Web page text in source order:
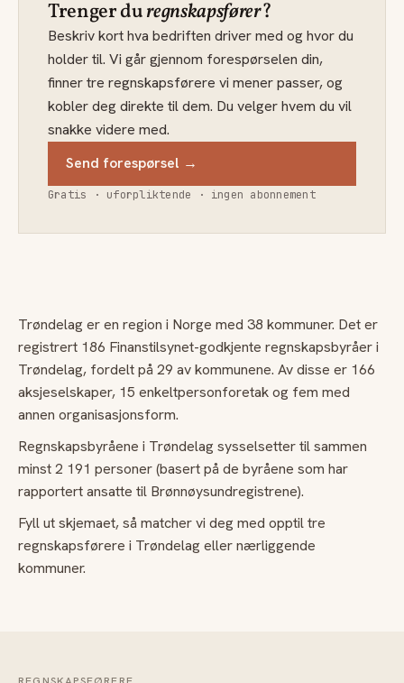
Trenger duregnskapsfører?
Beskriv kort hva bedriften driver med og hvor du
holder til. Vi går gjennom forespørselen din,
finner tre regnskapsførere vi mener passer, og
kobler deg direkte til dem. Du velger hvem du vil
snakke videre med.
Send forespørsel →
Gratis · uforpliktende · ingen abonnement
Trøndelag er en region i Norge med 38 kommuner. Det er
registrert 186 Finanstilsynet-godkjente regnskapsbyråer i
Trøndelag, fordelt på 29 av kommunene. Av disse er 166
aksjeselskaper, 15 enkeltpersonforetak og fem med
annen organisasjonsform.
Regnskapsbyråene i Trøndelag sysselsetter til sammen
minst 2 191 personer (basert på de byråene som har
rapportert ansatte til Brønnøysundregistrene).
Fyll ut skjemaet, så matcher vi deg med opptil tre
regnskapsførere i Trøndelag eller nærliggende
kommuner.